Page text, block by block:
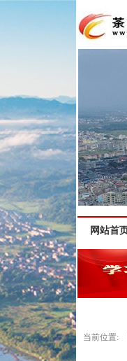
网站首
当前位置: